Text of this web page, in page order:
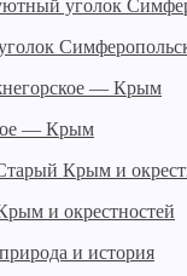
— Крым
и окрестностей